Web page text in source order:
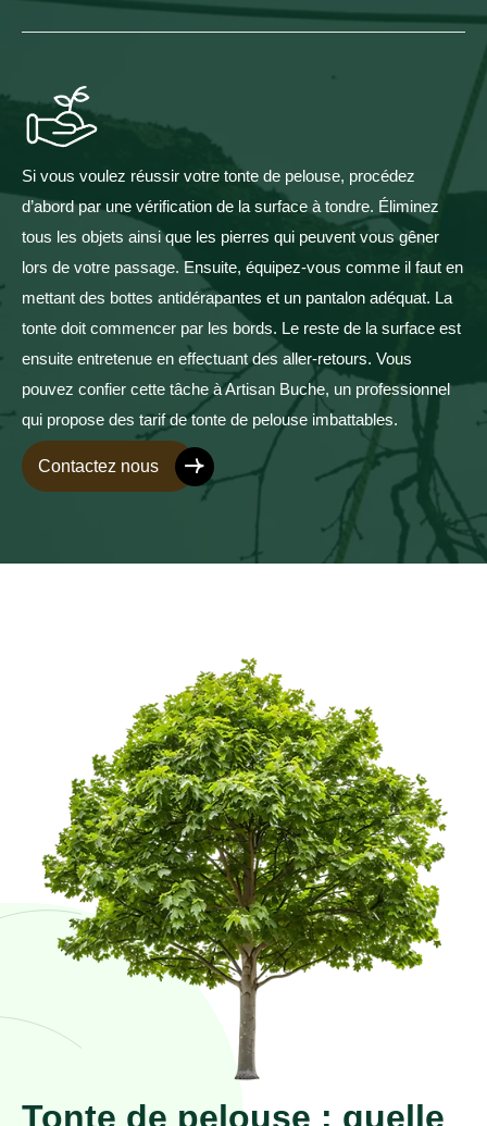
Si vous voulez réussir votre tonte de pelouse, procédez
d’abord par une vérification de la surface à tondre. Éliminez
tous les objets ainsi que les pierres qui peuvent vous gêner
lors de votre passage. Ensuite, équipez-vous comme il faut en
mettant des bottes antidérapantes et un pantalon adéquat. La
tonte doit commencer par les bords. Le reste de la surface est
ensuite entretenue en effectuant des aller-retours. Vous
pouvez confier cette tâche à Artisan Buche, un professionnel
qui propose des tarif de tonte de pelouse imbattables.
Contactez nous
Tonte de pelouse : quelle